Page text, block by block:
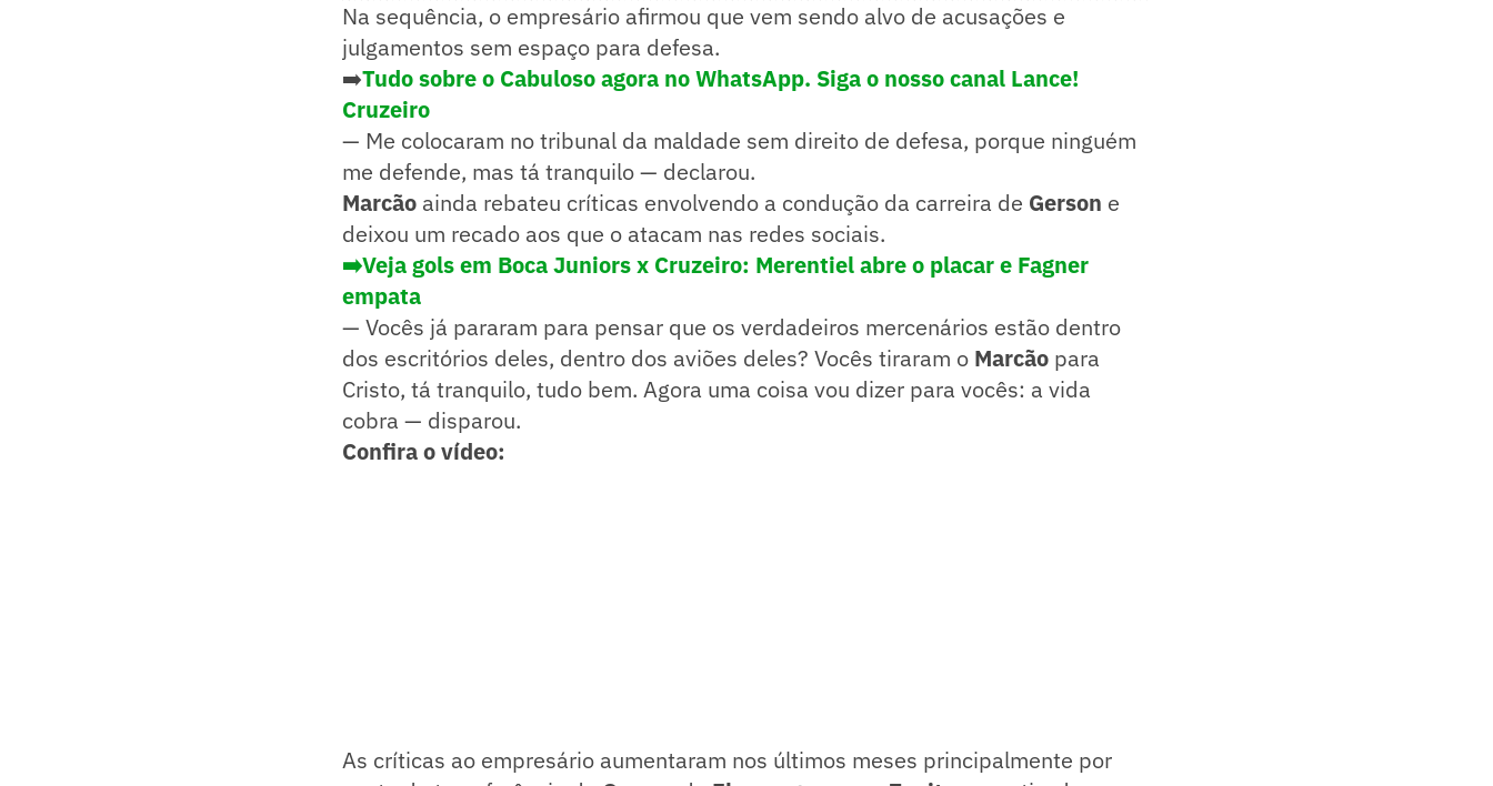
Na sequência, o empresário afirmou que vem sendo alvo de acusações e
julgamentos sem espaço para defesa.
➡️Tudo sobre o Cabuloso agora no WhatsApp. Siga o nosso canal Lance!
Cruzeiro
— Me colocaram no tribunal da maldade sem direito de defesa, porque ninguém
me defende, mas tá tranquilo — declarou.
Marcão ainda rebateu críticas envolvendo a condução da carreira de Gerson e
deixou um recado aos que o atacam nas redes sociais.
➡️Veja gols em Boca Juniors x Cruzeiro: Merentiel abre o placar e Fagner
empata
— Vocês já pararam para pensar que os verdadeiros mercenários estão dentro
dos escritórios deles, dentro dos aviões deles? Vocês tiraram o Marcão para
Cristo, tá tranquilo, tudo bem. Agora uma coisa vou dizer para vocês: a vida
cobra — disparou.
Confira o vídeo:
As críticas ao empresário aumentaram nos últimos meses principalmente por